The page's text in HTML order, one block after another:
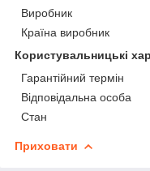
Виробник
Країна виробник
Користувальницькі
Гарантійний термін
Відповідальна особа
Стан
Приховати